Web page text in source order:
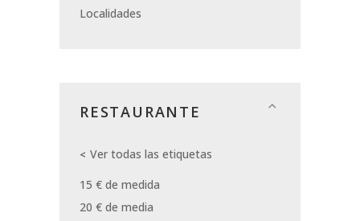
Localidades
RESTAURANTE
Ver todas las etiquetas
15 € de medida
20 € de media